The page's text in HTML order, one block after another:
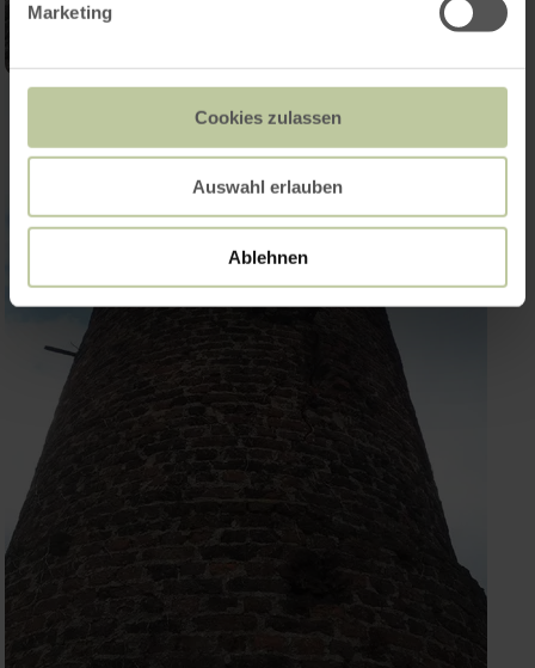
Marketing
Cookies zulassen
Auswahl erlauben
Ablehnen